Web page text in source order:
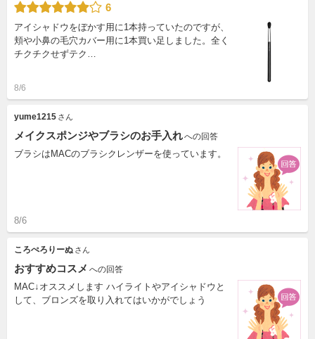
6
アイシャドウをぼかす用に1本持っていたのですが、
頬や小鼻の毛穴カバー用に1本買い足しました。全く
チクチクせずテク…
8/6
yume1215 さん
メイクスポンジやブラシのお手入れへの回答
ブラシはMACのブラシクレンザーを使っています。
8/6
ころぺろりーぬ さん
おすすめコスメ への回答
MAC↓オススメします ハイライトやアイシャドウと
して、ブロンズを取り入れてはいかがでしょう